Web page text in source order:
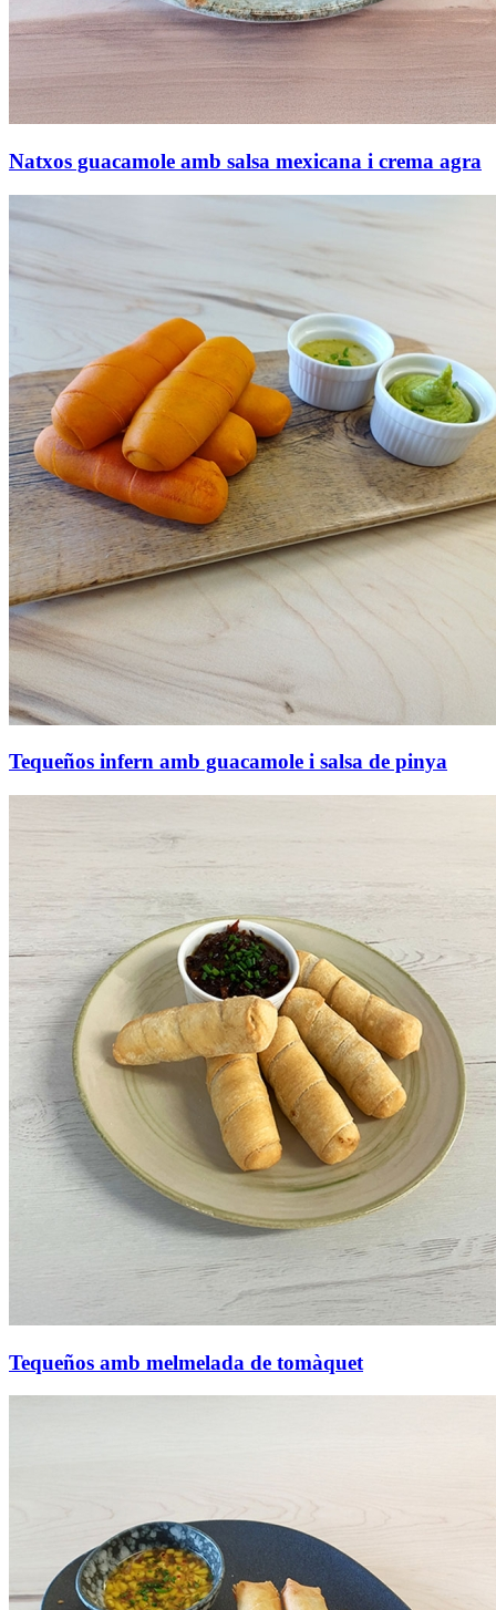
Natxos guacamole amb salsa mexicana i crema agra
Tequeños infern amb guacamole i salsa de pinya
Tequeños amb melmelada de tomàquet